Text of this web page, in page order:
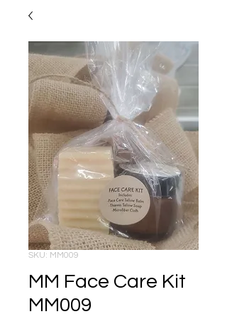
SKU: MM009
MM Face Care Kit
MM009